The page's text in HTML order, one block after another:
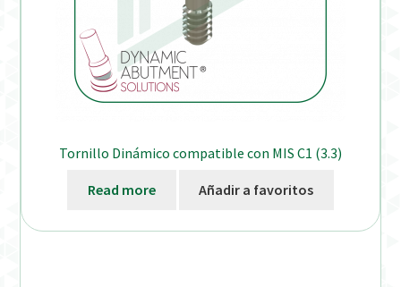
Tornillo Dinámico compatible con MIS C1 (3.3)
Read more Añadir a favoritos